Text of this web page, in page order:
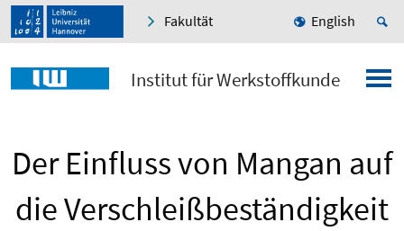
Fakultät English
Institut für Werkstoffkunde
Der Einfluss von Mangan auf
die Verschleißbeständigkeit